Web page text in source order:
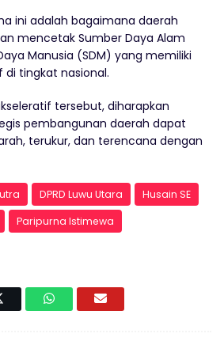
ini adalah bagaimana daerah
mencetak Sumber Daya Alam
Manusia (SDM) yang memiliki
tingkat nasional.
tersebut, diharapkan
pembangunan daerah dapat
terukur, dan terencana dengan
DPRD Luwu Utara
Husain SE
Paripurna Istimewa